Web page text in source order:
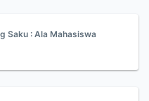
Saku : Ala Mahasiswa